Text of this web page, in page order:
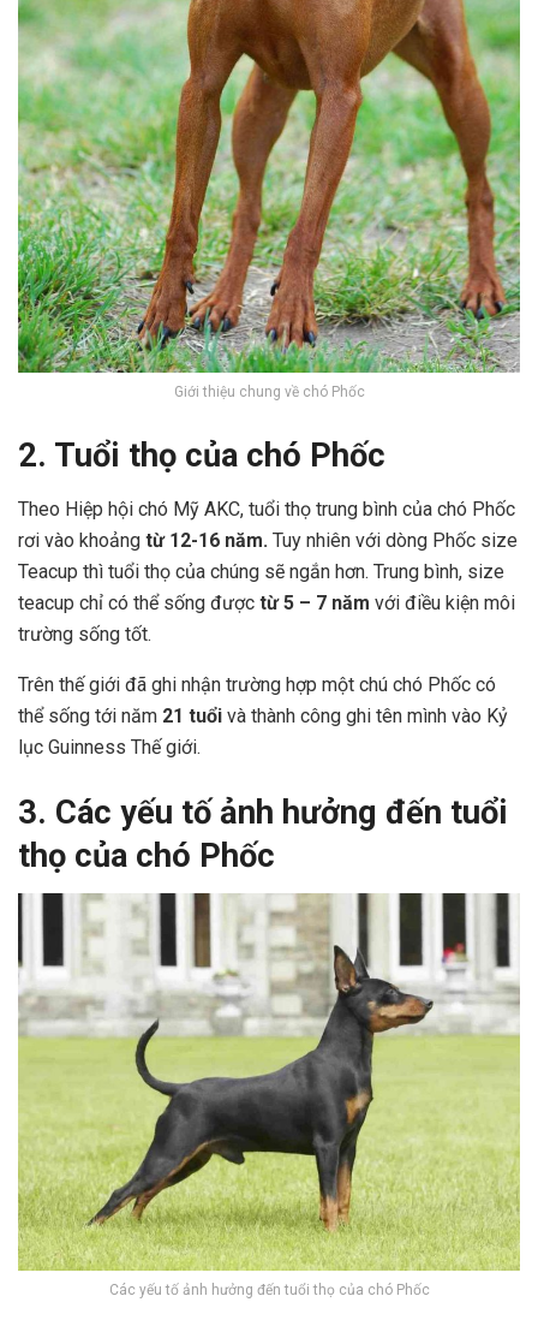
Giới thiệu chung về chó Phốc
2. Tuổi thọ của chó Phốc
Theo Hiệp hội chó Mỹ AKC, tuổi thọ trung bình của chó Phốc
rơi vào khoảng từ 12-16 năm. Tuy nhiên với dòng Phốc size
Teacup thì tuổi thọ của chúng sẽ ngắn hơn. Trung bình, size
teacup chỉ có thể sống được từ 5 – 7 năm với điều kiện môi
trường sống tốt.
Trên thế giới đã ghi nhận trường hợp một chú chó Phốc có
thể sống tới năm 21 tuổi và thành công ghi tên mình vào Kỷ
lục Guinness Thế giới.
3. Các yếu tố ảnh hưởng đến tuổi
thọ của chó Phốc
Các yếu tố ảnh hưởng đến tuổi thọ của chó Phốc